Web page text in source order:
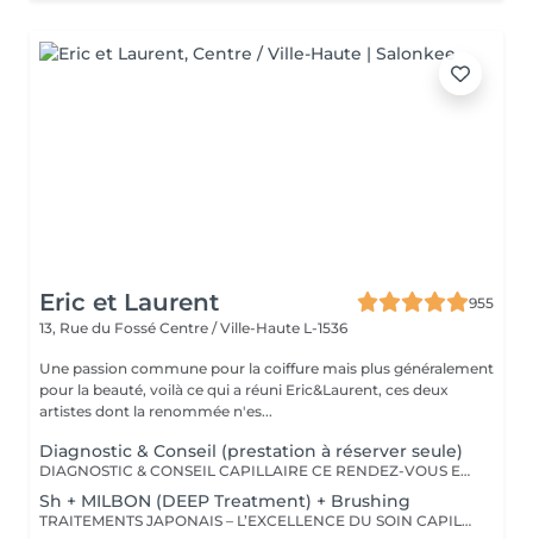
Eric et Laurent
955
13, Rue du Fossé Centre / Ville-Haute L-1536
Une passion commune pour la coiffure mais plus généralement
pour la beauté, voilà ce qui a réuni Eric&Laurent, ces deux
artistes dont la renommée n'es...
Diagnostic & Conseil (prestation à réserver seule)
DIAGNOSTIC & CONSEIL CAPILLAIRE CE RENDEZ-VOUS EST EXCLUSIVEMENT RÉSERVÉ À UNE PREMIÈRE RENCONTRE AVEC NOTRE EXPERT CAPILLAIRE AFIN DE RÉALISER UN DIAGNOSTIC PERSONNALISÉ DE VOS CHEVEUX ET DE VOTRE CUIR CHEVELU. CETTE CONSULTATION DOIT ÊTRE RÉSERVÉE SEULE ET NE PEUT ÊTRE ASSOCIÉE À AUCUNE AUTRE PRESTATION OU RÉSERVATION. À L'ISSUE DE CET ÉCHANGE, UN ACCOMPAGNEMENT ET DES RECOMMANDATIONS ADAPTÉS À VOS BESOINS POURRONT VOUS ÊTRE PROPOSÉS. Diagnostic & Conseil Capillaire Prenez un moment privilégié pour échanger autour de vos cheveux, de vos envies et de vos habitudes. Lors de ce rendez-vous, nous réalisons un diagnostic personnalisé du cuir chevelu et de la fibre capillaire, nous vous orientons vers les coupes, couleurs et traitements les plus adaptés à votre image, à votre routine et à la beauté naturelle de vos cheveux. Nous vous apportons également des conseils personnalisés sur l'entretien à la maison ainsi que sur les produits les plus adaptés à vos besoins pour prolonger les résultats et préserver la beauté de vos cheveux au quotidien. Ce moment permet aussi de répondre à toutes vos questions et de construire ensemble un résultat entièrement sur mesure.
Sh + MILBON (DEEP Treatment) + Brushing
TRAITEMENTS JAPONAIS – L’EXCELLENCE DU SOIN CAPILLAIRE Découvrez un univers de soins capillaires japonais haut de gamme, reconnus pour leur technologie avancée et leurs résultats exceptionnels. Des traitements sur-mesure conçus pour répondre aux besoins spécifiques de chaque chevelure : hydratation, réparation, discipline, cuir chevelu ou nutrition . Chaque traitement agit au cœur de la fibre capillaire pour révéler des cheveux visiblement plus sains, brillants et soyeux. -Nos différentes lignes de traitements : SMOOTH (Collagène) Pour les cheveux emmêlés, ternes ou difficiles à coiffer. • Démêle instantanément • Lisse la fibre capillaire • Apporte douceur et brillance • Toucher léger et soyeux REPAIR (CMADK / Kératine) Pour les cheveux sensibilisés, cassants ou très abîmés. • Répare intensément • Renforce la structure interne du cheveu • Reconstruit la fibre en profondeur • Redonne force et élasticité ANTI-FRIZZ (Céramides / 18-MEA) Pour les cheveux indisciplinés, sensibilisés à l’humidité. • Contrôle les frisottis • Réduit le volume excessif • Protège de l’humidité • Facilite le coiffage • Apporte souplesse et brillance SCALP (Hyaluron / Agents Purifiants) Pour rééquilibrer et purifier le cuir chevelu. Idéal en cas de démangeaisons, pellicules, sécheresse ou excès de sébum. • Apaise le cuir chevelu • Purifie en douceur • Rééquilibre la barrière protectrice naturelle • Favorise un environnement sain pour la pousse Veuillez noter : les tarifs peuvent varier selon la longueur des cheveux, la quantité de produit nécessaire et la complexité de la prestation. Supplément possible à partir de +15€. Pour toute demande spécifique, merci de nous contacter.